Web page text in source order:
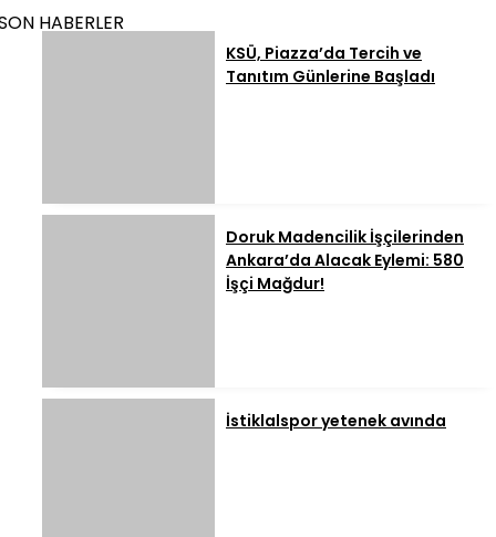
HABERLER
KSÜ, Piazza’da Tercih ve
Tanıtım Günlerine Başladı
Doruk Madencilik İşçilerinden
Ankara’da Alacak Eylemi: 580
İşçi Mağdur!
İstiklalspor yetenek avında